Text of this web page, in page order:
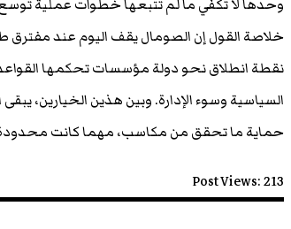
خلاصة القول إن الصومال يقف اليوم عند مفترق
نقطة انطلاق نحو دولة مؤسسات تحكمها
السياسية وسوء الإدارة. وبين هذين الخيارين،
حماية ما تحقق من مكاسب، مهما كانت محدودة،
Post Views:213